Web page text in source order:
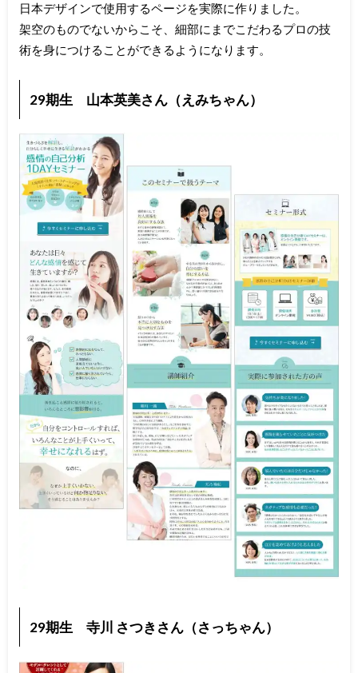
日本デザインで使用するページを実際に作りました。
架空のものでないからこそ、細部にまでこだわるプロの技
術を身につけることができるようになります。
29期生 山本英美さん（えみちゃん）
29期生 寺川 さつきさん（さっちゃん）